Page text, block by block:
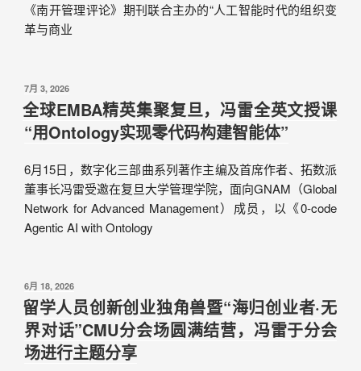
《南开管理评论》期刊联合主办的“人工智能时代的组织变
革与商业
7月 3, 2026
全球EMBA精英集聚复旦，冯雷全英文授课
“用Ontology实现零代码构建智能体”
6月15日，数字化三部曲系列著作主编及首席作者、拓数派
董事长冯雷受邀在复旦大学管理学院，面向GNAM（Global
Network for Advanced Management）成员，以《0-code
Agentic AI with Ontology
6月 18, 2026
留学人员创新创业独角兽暨“海归创业者·无
界对话”CMU分会场圆满结营，冯雷于分会
场进行主题分享